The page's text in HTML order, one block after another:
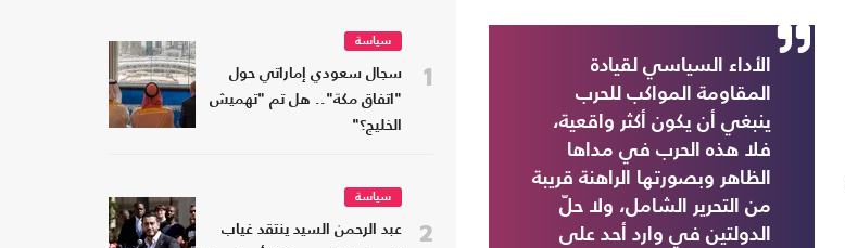
الأداء السياسي لقيادة
المقاومة المواكب للحرب
ينبغي أن يكون أكثر واقعية،
فلا هذه الحرب في مداها
الظاهر وبصورتها الراهنة قريبة
من التحرير الشامل، ولا حلّ
الدولتين في وارد أحد على
1
سياسة
سجال سعودي إماراتي حول
"اتفاق مكة".. هل تم "تهميش
الخليج؟"
2
سياسة
عبد الرحمن السيد ينتقد غياب